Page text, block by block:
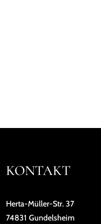
KONTAKT
Herta-Müller-Str. 37
74831 Gundelsheim